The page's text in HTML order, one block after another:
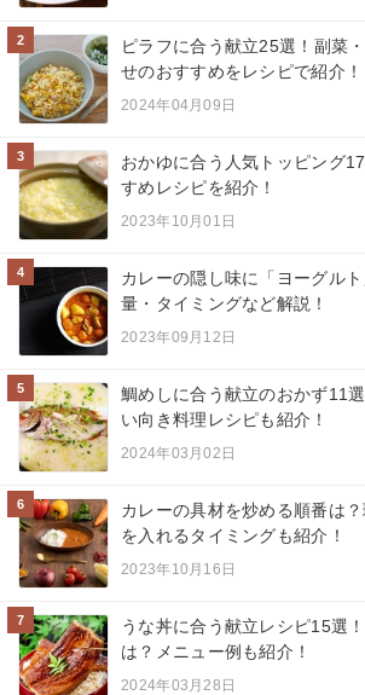
2
ピラフに合う献立25選！副菜
せのおすすめをレシピで紹介！
2024年04月09日
3
おかゆに合う人気トッピング
すめレシピを紹介！
2023年10月01日
4
カレーの隠し味に「ヨーグル
量・タイミングなど解説！
2023年09月12日
5
鯛めしに合う献立のおかず11
い向き料理レシピも紹介！
2024年03月02日
6
カレーの具材を炒める順番は
を入れるタイミングも紹介！
2023年10月16日
7
うな丼に合う献立レシピ15選
は？メニュー例も紹介！
2024年03月28日